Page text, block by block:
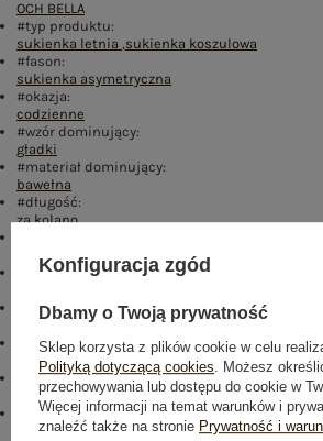
OCH BELLA
#typ produktu:
sukienka letnia ,sukienka koszulowa
#fason:
sukienka asymetryczna
#okazja:
codzienne
#wzór dominujący:
gładki
#materiał dominujący:
bawełna
#długość:
za kolano
rękaw 3/4
#dekolt:
#zapięcie:
#cechy dodatkowe:
haft,falbana,kieszenie
#skład materiału :
100% bawełna
#sposób prania :
pranie w pralce w 30°C
Konfiguracja zgód
Dbamy o Twoją prywatność
Sklep korzysta z plików cookie w celu
Polityką dotyczącą cookies. Możesz
przechowywania lub dostępu do cookie w
Więcej informacji na temat warunków i
znaleźć także na stronie Prywatność i